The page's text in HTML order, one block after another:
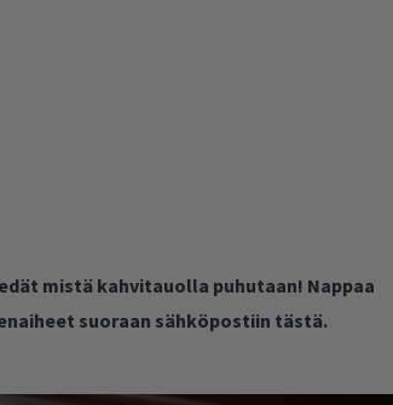
mistä kahvitauolla puhutaan! Nappaa
suoraan sähköpostiin tästä.